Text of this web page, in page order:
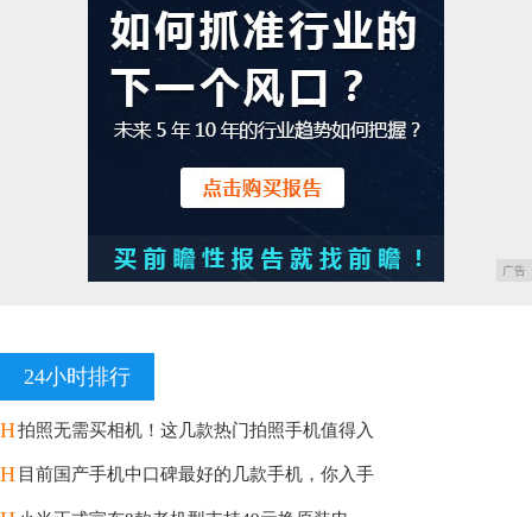
广告
24小时排行
H拍照无需买相机！这几款热门拍照手机值得入
H 目前国产手机中口碑最好的几款手机，你入手